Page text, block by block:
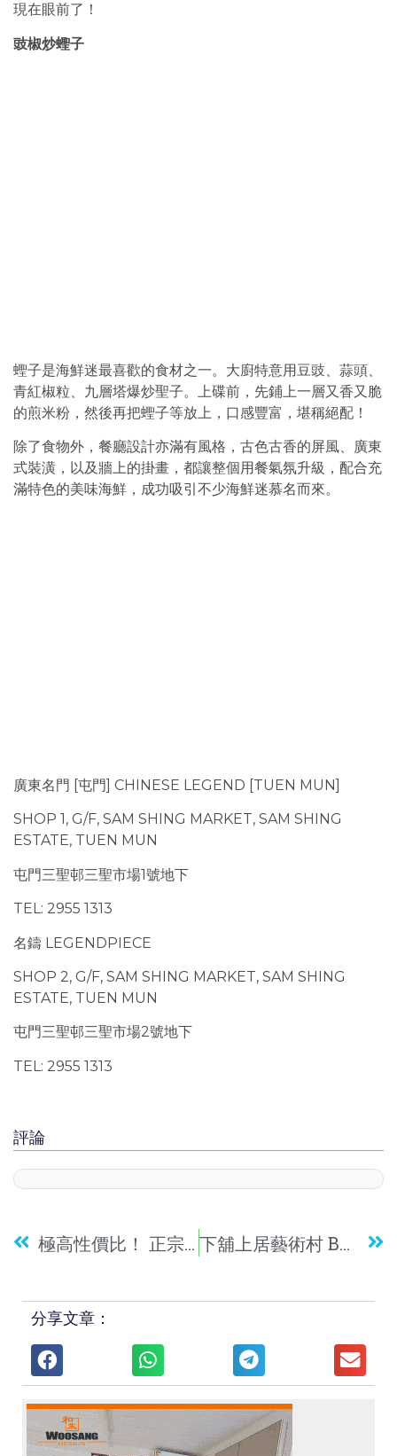
現在眼前了！
豉椒炒蟶子
蟶子是海鮮迷最喜歡的食材之一。大廚特意用豆豉、蒜頭、
青紅椒粒、九層塔爆炒聖子。上碟前，先鋪上一層又香又脆
的煎米粉，然後再把蟶子等放上，口感豐富，堪稱絕配！
除了食物外，餐廳設計亦滿有風格，古色古香的屏風、廣東
式裝潢，以及牆上的掛畫，都讓整個用餐氣氛升級，配合充
滿特色的美味海鮮，成功吸引不少海鮮迷慕名而來。
廣東名門 [屯門] CHINESE LEGEND [TUEN MUN]
SHOP 1, G/F, SAM SHING MARKET, SAM SHING
ESTATE, TUEN MUN
屯門三聖邨三聖市場1號地下
TEL: 2955 1313
名鑄 LEGENDPIECE
SHOP 2, G/F, SAM SHING MARKET, SAM SHING
ESTATE, TUEN MUN
屯門三聖邨三聖市場2號地下
TEL: 2955 1313
評論
極高性價比！ 正宗「潮」食推介 下舖上居藝術村 Bann Kang Wat文創互動
分享文章：